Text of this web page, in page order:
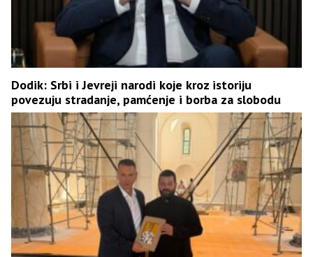
Dodik: Srbi i Јevreji narodi koje kroz istoriju
povezuju stradanje, pamćenje i borba za slobodu